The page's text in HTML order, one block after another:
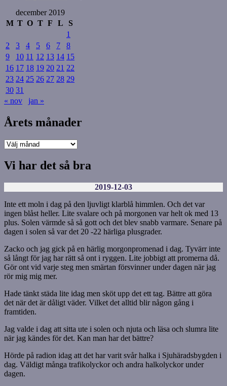
december 2019
M T O T F L
S
1
2
3 4 5 6 7
8
9
10 11 12 13 14 15
16 17 18 19 20 21 22
23 24 25 26 27 28 29
30 31
« nov
jan »
Årets månader
Årets
Vi har det så bra
2019-12-03
Inte ett moln i dag på den ljuvligt klarblå himmlen. Och det var
ingen blåst heller. Lite svalare och på morgonen var helt ok med 13
plus. Solen värmde så så gott och det blev snabb varmare. Senare på
dagen i solen så var det 20 -22 härliga plusgrader.
Zacko och jag gick på en härlig morgonpromenad i dag. Tyvärr inte
så långt för jag har rätt så ont i ryggen. Lite jobbigt att promerna då.
Gör ont vid varje steg men smärtan försvinner under dagen när jag
rör mig mig mer.
Hade tänkt städa lite idag men sköt upp det ett tag. Bättre att göra
det när det är dåligt väder. Vilket det alltid blir någon gång i
framtiden.
Jag valde i dag att sitta ute i solen och njuta och läsa och slumra lite
när jag kändes för det. Kan man har det bättre?
Hörde på radion idag att det har varit svår halka i Sjuhäradsbygden i
dag. Väldigt många trafikolyckor och andra halkolyckor under
dagen.